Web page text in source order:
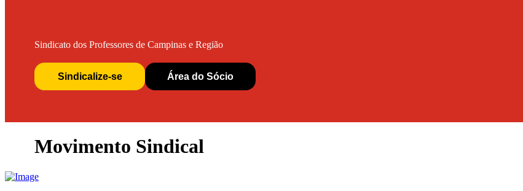
Sindicato dos Professores de Campinas e Região
Sindicalize-se Área do Sócio
Movimento Sindical